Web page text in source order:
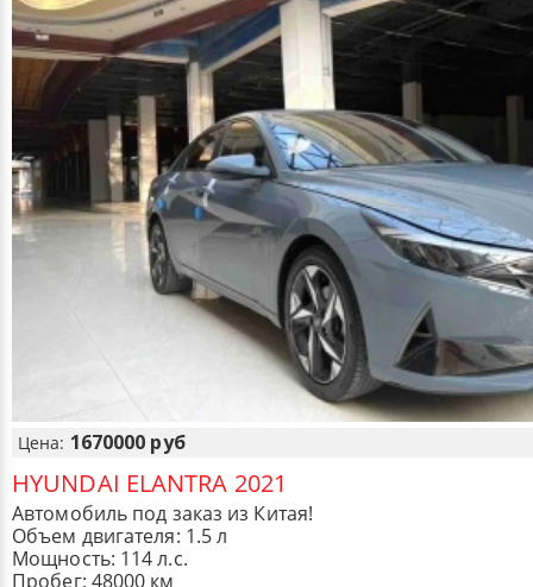
Цена: 1670000 руб
HYUNDAI ELANTRA 2021
Автомобиль под заказ из Китая!
Объем двигателя: 1.5 л
Мощность: 114 л.с.
Пробег: 48000 км